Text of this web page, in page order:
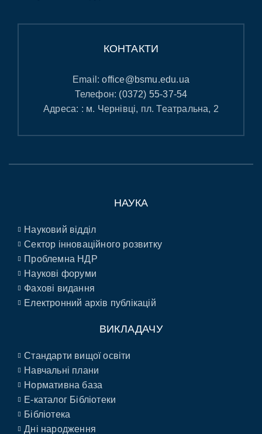
КОНТАКТИ
Email:office@bsmu.edu.ua
Телефон: (0372) 55-37-54
Адреса: : м. Чернівці, пл. Театральна, 2
НАУКА
Науковий відділ
Сектор інноваційного розвитку
Проблемна НДР
Наукові форуми
Фахові видання
Електронний архів публікацій
ВИКЛАДАЧУ
Стандарти вищої освіти
Навчальні плани
Нормативна база
E-каталог Бібліотеки
Бібліотека
Дні народження